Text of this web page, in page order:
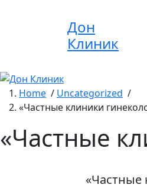
Дон
Клиник
Home / Uncategorized /
«Частные клиники
«Частные
«Частные